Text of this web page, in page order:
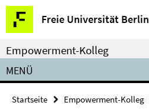
Springe
direkt
zu
Inhalt
Freie Universität Berlin
Service-
Navigation
Empowerment-Kolleg
MENÜ
Startseite Empowerment-Kolleg